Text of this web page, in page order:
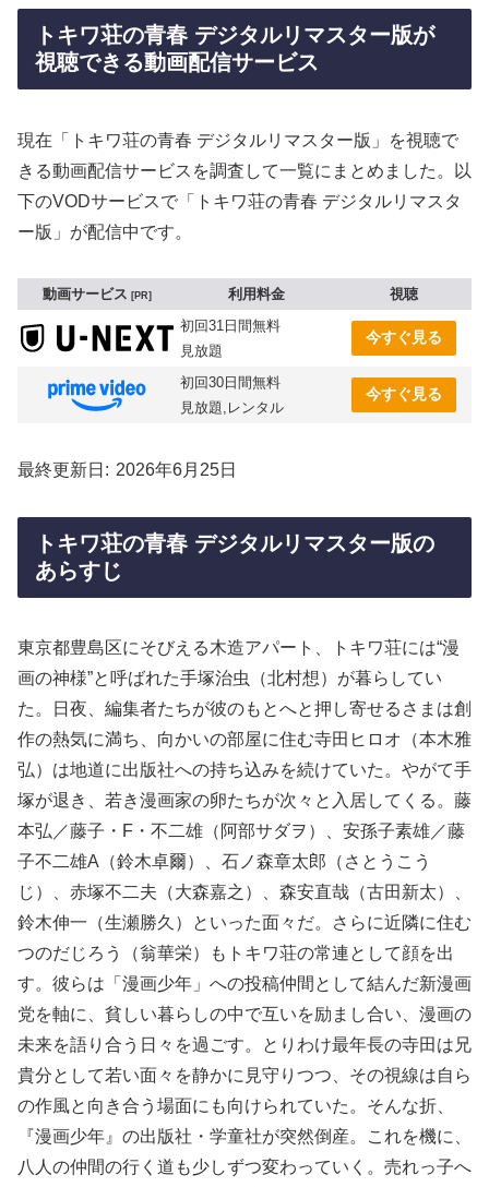
トキワ荘の青春 デジタルリマスター版が
視聴できる動画配信サービス
現在「トキワ荘の青春 デジタルリマスター版」を視聴で
きる動画配信サービスを調査して一覧にまとめました。以
下のVODサービスで「トキワ荘の青春 デジタルリマスタ
ー版」が配信中です。
動画サービス PR 利用料金
視聴
初回31日間無料
見放題
今すぐ見る
初回30日間無料
見放題,レンタル
今すぐ見る
最終更新日 2026年6月25日
トキワ荘の青春 デジタルリマスター版の
あらすじ
東京都豊島区にそびえる木造アパート、トキワ荘には“漫
画の神様”と呼ばれた手塚治虫（北村想）が暮らしてい
た。日夜、編集者たちが彼のもとへと押し寄せるさまは創
作の熱気に満ち、向かいの部屋に住む寺田ヒロオ（本木雅
弘）は地道に出版社への持ち込みを続けていた。やがて手
塚が退き、若き漫画家の卵たちが次々と入居してくる。藤
本弘／藤子・F・不二雄（阿部サダヲ）、安孫子素雄／藤
子不二雄A（鈴木卓爾）、石ノ森章太郎（さとうこう
じ）、赤塚不二夫（大森嘉之）、森安直哉（古田新太）、
鈴木伸一（生瀬勝久）といった面々だ。さらに近隣に住む
つのだじろう（翁華栄）もトキワ荘の常連として顔を出
す。彼らは「漫画少年」への投稿仲間として結んだ新漫画
党を軸に、貧しい暮らしの中で互いを励まし合い、漫画の
未来を語り合う日々を過ごす。とりわけ最年長の寺田は兄
貴分として若い面々を静かに見守りつつ、その視線は自ら
の作風と向き合う場面にも向けられていた。そんな折、
『漫画少年』の出版社・学童社が突然倒産。これを機に、
八人の仲間の行く道も少しずつ変わっていく。売れっ子へ